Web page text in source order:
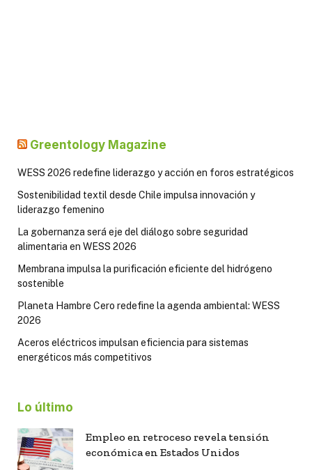
Greentology Magazine
WESS 2026 redefine liderazgo y acción en foros estratégicos
Sostenibilidad textil desde Chile impulsa innovación y
liderazgo femenino
La gobernanza será eje del diálogo sobre seguridad
alimentaria en WESS 2026
Membrana impulsa la purificación eficiente del hidrógeno
sostenible
Planeta Hambre Cero redefine la agenda ambiental: WESS
2026
Aceros eléctricos impulsan eficiencia para sistemas
energéticos más competitivos
Lo último
Empleo en retroceso revela tensión
económica en Estados Unidos